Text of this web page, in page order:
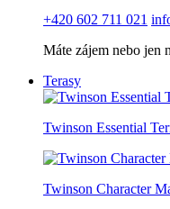
+420 602 711 021
Máte zájem nebo jen
Terasy
Twinson Essential
Twinson Character